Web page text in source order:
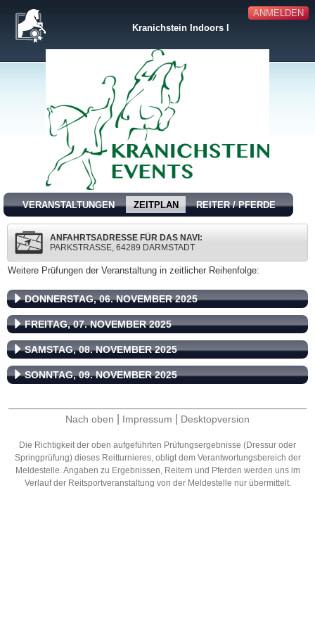
ANMELDEN
Kranichstein Indoors I
VERANSTALTUNGEN ZEITPLAN REITER / PFERDE
ANFAHRTSADRESSE FÜR DAS NAVI:
PARKSTRASSE, 64289 DARMSTADT
Weitere Prüfungen der Veranstaltung in zeitlicher Reihenfolge:
DONNERSTAG, 06. NOVEMBER 2025
FREITAG, 07. NOVEMBER 2025
SAMSTAG, 08. NOVEMBER 2025
SONNTAG, 09. NOVEMBER 2025
Nach oben Impressum Desktopversion
Die Richtigkeit der oben aufgeführten Prüfungsergebnisse (Dressur oder
Springprüfung) dieses Reitturnieres, obligt dem Verantwortungsbereich der
Meldestelle. Angaben zu Ergebnissen, Reitern und Pferden werden uns im
Verlauf der Reitsportveranstaltung von der Meldestelle nur übermittelt.